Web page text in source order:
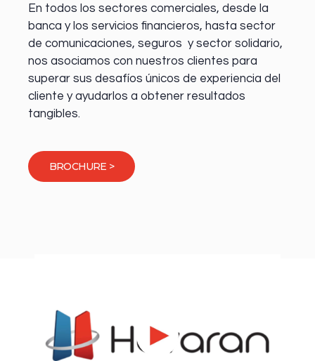
En todos los sectores comerciales, desde la
banca y los servicios financieros, hasta sector
de comunicaciones, seguros y sector solidario,
nos asociamos con nuestros clientes para
superar sus desafíos únicos de experiencia del
cliente y ayudarlos a obtener resultados
tangibles.
BROCHURE >